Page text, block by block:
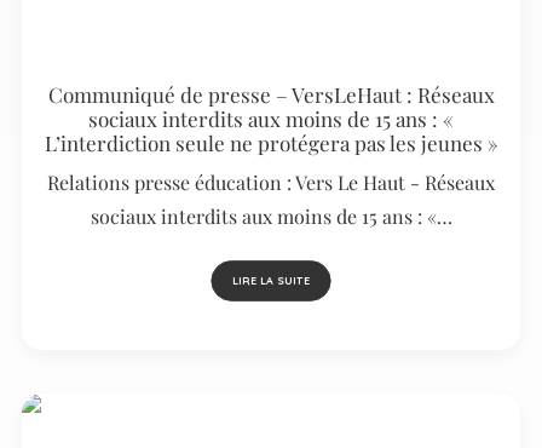
Communiqué de presse – VersLeHaut : Réseaux
sociaux interdits aux moins de 15 ans : «
L’interdiction seule ne protégera pas les jeunes »
Relations presse éducation : Vers Le Haut - Réseaux
sociaux interdits aux moins de 15 ans : «…
LIRE LA SUITE